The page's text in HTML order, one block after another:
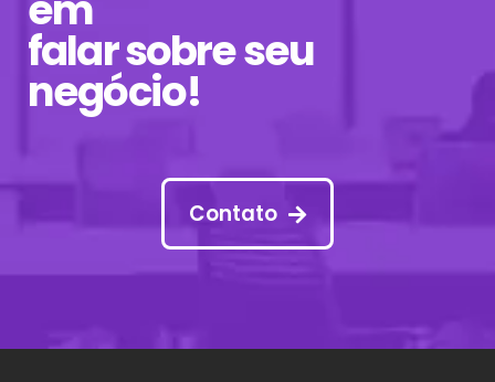
falar sobre seu
negócio!
Contato